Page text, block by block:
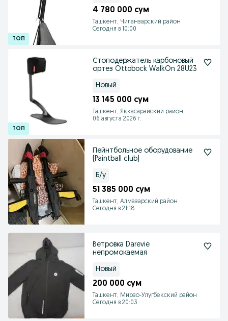
4 780 000 сум
Ташкент, Чиланзарский район
Сегодня в 10:00
Стоподержатель карбоновый
ортез Ottobock WalkOn 28U23
Новый
13 145 000 сум
Ташкент, Яккасарайский район
06 августа 2026 г.
Пейнтбольное оборудование
(Paintball club)
Б/у
51 385 000 сум
Ташкент, Алмазарский район
Сегодня в 21:18
Ветровка Darevie
непромокаемая
Новый
200 000 сум
Ташкент, Мирзо-Улугбекский район
Сегодня в 20:03